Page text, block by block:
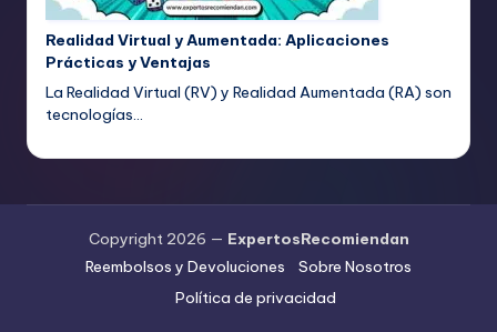
Realidad Virtual y Aumentada: Aplicaciones
Prácticas y Ventajas
La Realidad Virtual (RV) y Realidad Aumentada (RA) son
tecnologías…
Copyright 2026 — ExpertosRecomiendan
Reembolsos y Devoluciones
Sobre Nosotros
Política de privacidad